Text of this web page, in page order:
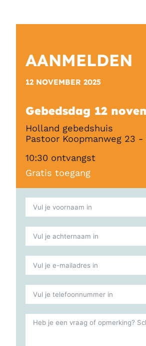
AANMELDEN
12 NOVEMBER 2025
Gebedsdag 12
Holland gebedshuis
Pastoor Koopmanweg 23
10:30 ontvangst
Gratis toegang